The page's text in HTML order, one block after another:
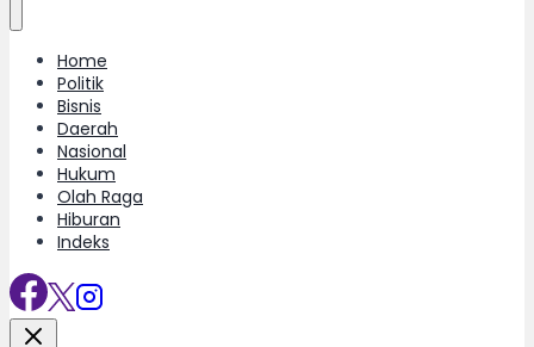
Home
Politik
Bisnis
Daerah
Nasional
Hukum
Olah Raga
Hiburan
Indeks